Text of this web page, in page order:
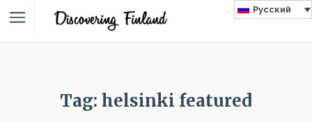
Русский
Tag: helsinki featured